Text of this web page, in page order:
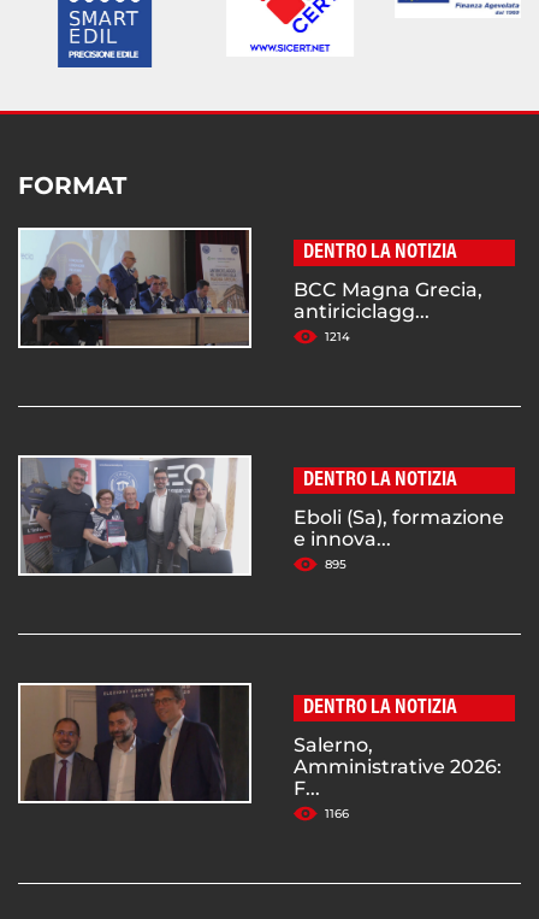
FORMAT
DENTRO LA NOTIZIA
BCC Magna Grecia,
antiriciclagg...
1214
DENTRO LA NOTIZIA
Eboli (Sa), formazione
e innova...
895
DENTRO LA NOTIZIA
Salerno,
Amministrative 2026:
F...
1166